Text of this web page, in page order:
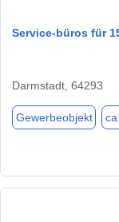
Service-büros für
Darmstadt, 64293
Gewerbeobjekt